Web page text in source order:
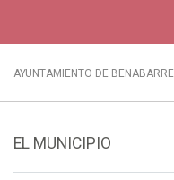
AYUNTAMIENTO DE BENABARRE
EL MUNICIPIO